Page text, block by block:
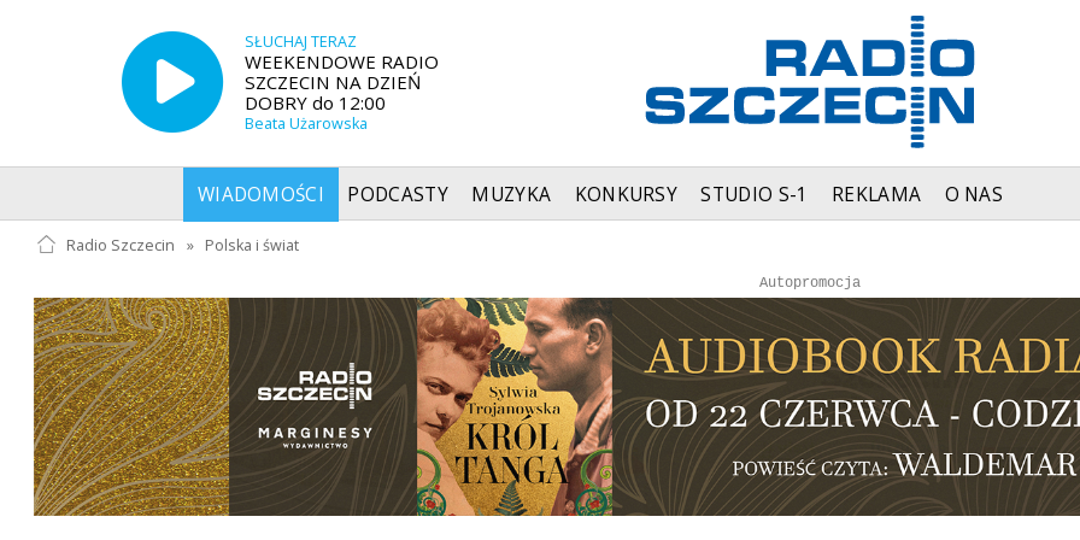
SŁUCHAJ TERAZ
WEEKENDOWE RADIO
SZCZECIN NA DZIEŃ
DOBRY do 12:00
Beata Użarowska
WIADOMOŚCI PODCASTY MUZYKA KONKURSY STUDIO S-1 REKLAMA O NAS
Radio Szczecin » Polska i świat
Autopromocja
Reklama
Autopromocja